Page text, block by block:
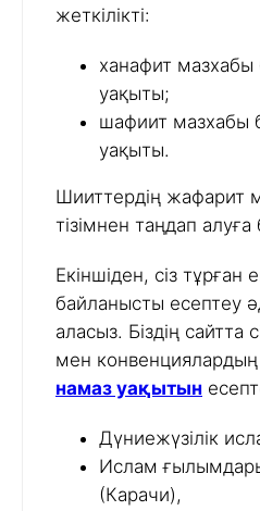
жеткілікті:
ханафит
уақыты;
шафиит мазхабы
уақыты.
Шииттердің жафарит
тізімнен таңдап
Екіншіден, сіз тұрған
байланысты есептеу
аласыз. Біздің сайтта
мен конвенциялардың
намаз уақытын
Дүниежүзілік
Ислам
(Карачи),